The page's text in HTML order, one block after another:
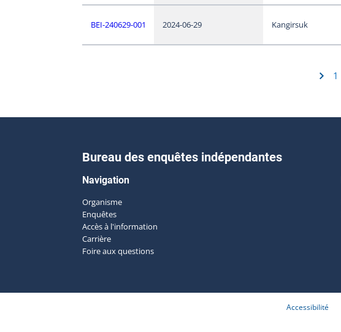
BEI-240629-001 2024-06-29 Kangirsuk
1
Bureau des enquêtes indépendantes
Navigation
Organisme
Enquêtes
Accès à l'information
Carrière
Foire aux questions
Accessibilité